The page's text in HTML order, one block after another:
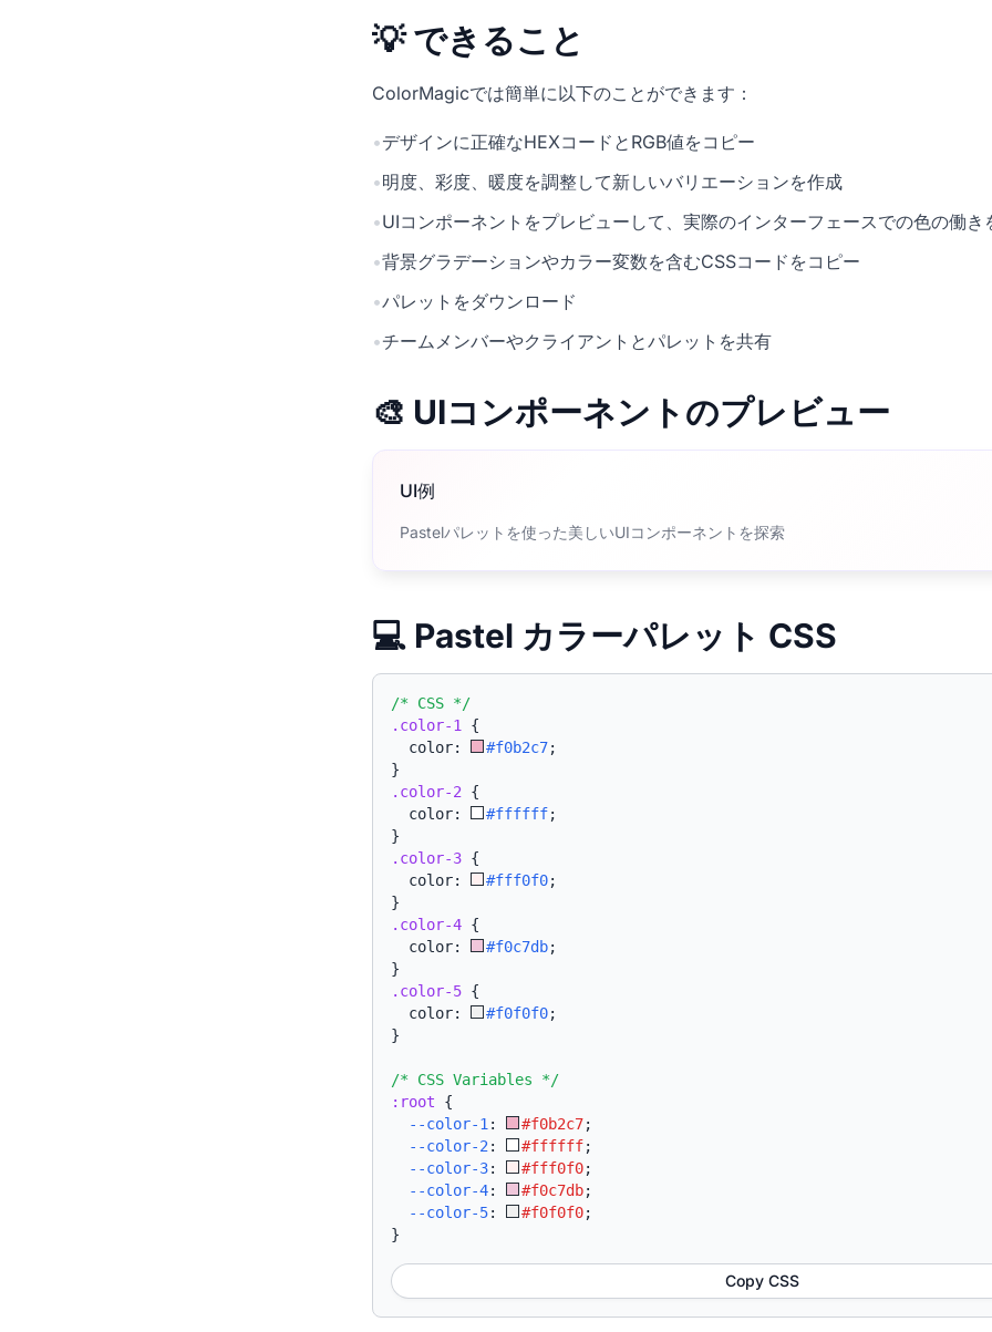
💡 できること
ColorMagicでは簡単に以下のことができます：
•デザインに正確なHEXコードとRGB値をコピー
•明度、彩度、暖度を調整して新しいバリエーションを作成
•UIコンポーネントをプレビューして、実際のインターフェースでの色の働き
•背景グラデーションやカラー変数を含むCSSコードをコピー
•パレットをダウンロード
•チームメンバーやクライアントとパレットを共有
🎨 UIコンポーネントのプレビュー
UI例
Pastelパレットを使った美しいUIコンポーネントを探索
💻 Pastel カラーパレット CSS
/* CSS */
.color-1
{
  color:
#f0b2c7;
}
.color-2 {
  color:
#ffffff;
}
.color-3 {
  color:
#fff0f0;
}
.color-4 {
  color:
#f0c7db;
}
.color-5 {
  color:
#f0f0f0;
}
/* CSS Variables */
:root {
--color-1 : #f0b2c7;
--color-2 : #ffffff;
--color-3: #fff0f0;
--color-4: #f0c7db;
--color-5: #f0f0f0;
}
Copy CSS